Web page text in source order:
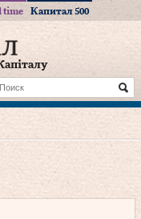
time Капитал 500